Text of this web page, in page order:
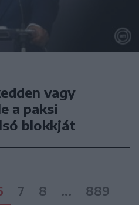
vagy
a paksi
blokkját
7 8 ... 889